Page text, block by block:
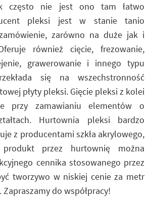
często nie jest ono tam łatwo
pleksi jest w stanie tanio
zarówno na duże jak i
również cięcie, frezowanie,
grawerowanie i innego typu
się na wszechstronność
płyty pleksi. Gięcie pleksi z kolei
przy zamawianiu elementów o
Hurtownia pleksi bardzo
z producentami szkła akrylowego,
przez hurtownię można
cennika stosowanego przez
tworzywo w niskiej cenie za metr
do współpracy!